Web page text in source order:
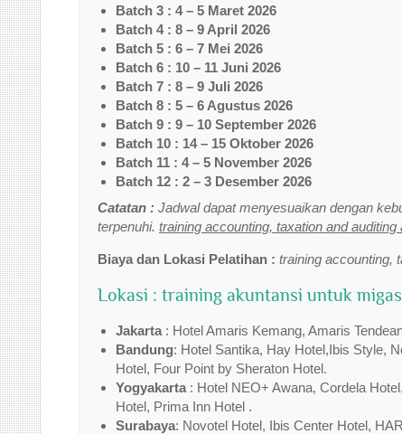
Batch 3 : 4 – 5 Maret 2026
Batch 4 : 8 – 9 April 2026
Batch 5 : 6 – 7 Mei 2026
Batch 6 : 10 – 11 Juni 2026
Batch 7 : 8 – 9 Juli 2026
Batch 8 : 5 – 6 Agustus 2026
Batch 9 : 9 – 10 September 2026
Batch 10 : 14 – 15 Oktober 2026
Batch 11 : 4 – 5 November 2026
Batch 12 : 2 – 3 Desember 2026
Catatan : Jadwal dapat menyesuaikan dengan
terpenuhi. training accounting, taxation and
Biaya dan Lokasi Pelatihan : training accounting,
Lokasi : training akuntansi untuk
Jakarta : Hotel Amaris Kemang, Amaris
Bandung: Hotel Santika, Hay Hotel,Ibis Style,
Hotel, Four Point by Sheraton Hotel.
Yogyakarta : Hotel NEO+ Awana, Cordela
Hotel, Prima Inn Hotel .
Surabaya: Novotel Hotel, Ibis Center Hotel,